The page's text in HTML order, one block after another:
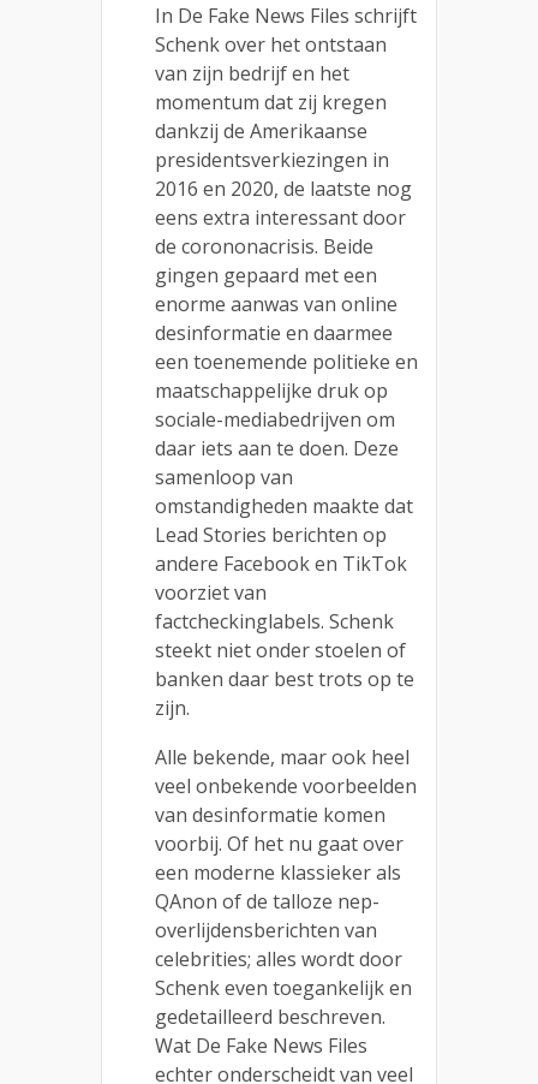
In De Fake News Files schrijft
Schenk over het ontstaan
van zijn bedrijf en het
momentum dat zij kregen
dankzij de Amerikaanse
presidentsverkiezingen in
2016 en 2020, de laatste nog
eens extra interessant door
de corononacrisis. Beide
gingen gepaard met een
enorme aanwas van online
desinformatie en daarmee
een toenemende politieke en
maatschappelijke druk op
sociale-mediabedrijven om
daar iets aan te doen. Deze
samenloop van
omstandigheden maakte dat
Lead Stories berichten op
andere Facebook en TikTok
voorziet van
factcheckinglabels. Schenk
steekt niet onder stoelen of
banken daar best trots op te
zijn.
Alle bekende, maar ook heel
veel onbekende voorbeelden
van desinformatie komen
voorbij. Of het nu gaat over
een moderne klassieker als
QAnon of de talloze nep-
overlijdensberichten van
celebrities; alles wordt door
Schenk even toegankelijk en
gedetailleerd beschreven.
Wat De Fake News Files
echter onderscheidt van veel